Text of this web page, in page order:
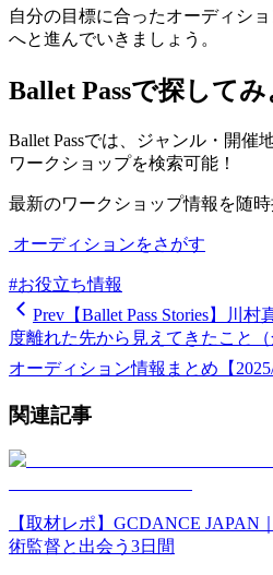
自分の目標に合ったオーディシ
へと進んでいきましょう。
Ballet Passで探してみ
Ballet Passでは、ジャンル・開催
ワークショップを検索可能！
最新のワークショップ情報を随時
︎ オーディションをさがす
#お役立ち情報
Prev 【Ballet Pass Stories】川
度離れた先から見えてきたこと（
オーディション情報まとめ【2025/
関連記事
【取材レポ】GCDANCE JAPAN
術監督と出会う3日間